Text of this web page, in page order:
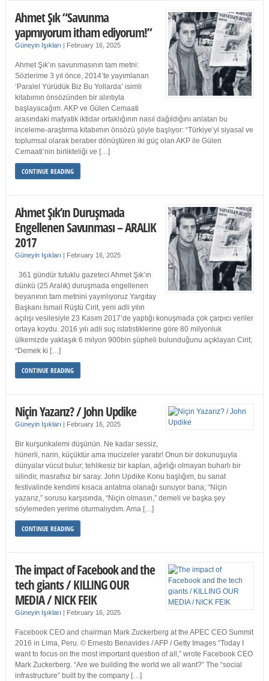
Ahmet Şık “Savunma
yapmıyorum itham ediyorum!”
Güneyin Işıkları | February 16, 2025
Ahmet Şık’ın savunmasının tam metni:
Sözlerime 3 yıl önce, 2014’te yayımlanan
‘Paralel Yürüdük Biz Bu Yollarda’ isimli
kitabımın önsözünden bir alıntıyla
başlayacağım. AKP ve Gülen Cemaati
arasındaki mafyatik iktidar ortaklığının nasıl dağıldığını anlatan bu
inceleme-araştırma kitabımın önsözü şöyle başlıyor: “Türkiye’yi siyasal ve
toplumsal olarak beraber dönüştüren iki güç olan AKP ile Gülen
Cemaati’nin birlikteliği ve […]
CONTINUE READING
Ahmet Şık’ın Duruşmada
Engellenen Savunması – ARALIK
2017
Güneyin Işıkları | February 16, 2025
361 gündür tutuklu gazeteci Ahmet Şık’ın
dünkü (25 Aralık) duruşmada engellenen
beyanının tam metnini yayınlıyoruz Yargıtay
Başkanı İsmail Rüştü Cirit, yeni adli yılın
açılışı vesilesiyle 23 Kasım 2017’de yaptığı konuşmada çok çarpıcı veriler
ortaya koydu. 2016 yılı adli suç istatistiklerine göre 80 milyonluk
ülkemizde yaklaşık 6 milyon 900bin şüpheli bulunduğunu açıklayan Cirit;
“Demek ki […]
CONTINUE READING
Niçin Yazarız? / John Updike
Güneyin Işıkları | February 16, 2025
Bir kurşunkalemi düşünün. Ne kadar sessiz,
hünerli, narin, küçüktür ama mucizeler yaratır! Onun bir dokunuşuyla
dünyalar vücut bulur; tehlikesiz bir kaplan, ağırlığı olmayan buharlı bir
silindir, masrafsız bir saray. John Updike Konu başlığım, bu sanat
festivalinde kendimi kısaca anlatma olanağı sunuyor bana; “Niçin
yazarız,” sorusu karşısında, “Niçin olmasın,” demeli ve başka şey
söylemeden yerime oturmalıydım. Ama […]
CONTINUE READING
The impact of Facebook and the
tech giants / KILLING OUR
MEDIA / NICK FEIK
Güneyin Işıkları | February 16, 2025
Facebook CEO and chairman Mark Zuckerberg at the APEC CEO Summit
2016 in Lima, Peru. © Ernesto Benavides / AFP / Getty Images “Today I
want to focus on the most important question of all,” wrote Facebook CEO
Mark Zuckerberg. “Are we building the world we all want?” The “social
infrastructure” built by the company […]